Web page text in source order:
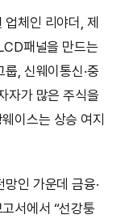
체인 리야더, 제
패널을 만드는
, 신웨이통신·중
자가 많은 주식을
이스는 상승 여지
인 가운데 금융·
서에서 “선강퉁